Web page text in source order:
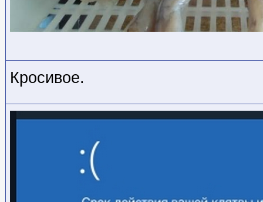
Кросивое.